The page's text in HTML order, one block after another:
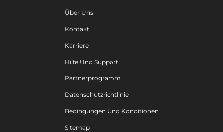
Über Uns
Kontakt
Karriere
Hilfe Und Support
Partnerprogramm
Datenschutzrichtlinie
Bedingungen Und Konditionen
Sitemap